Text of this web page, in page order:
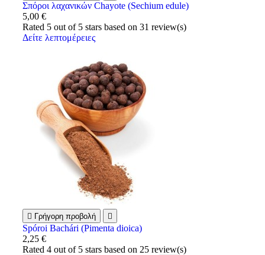
Σπόροι λαχανικών Chayote (Sechium edule)
5,00 €
Rated 5 out of 5 stars based on31 review(s)
Δείτε λεπτομέρειες
 Γρήγορη προβολή 
Spóroi Bachári (Pimenta dioica)
2,25 €
Rated4 out of 5 stars based on 25 review(s)